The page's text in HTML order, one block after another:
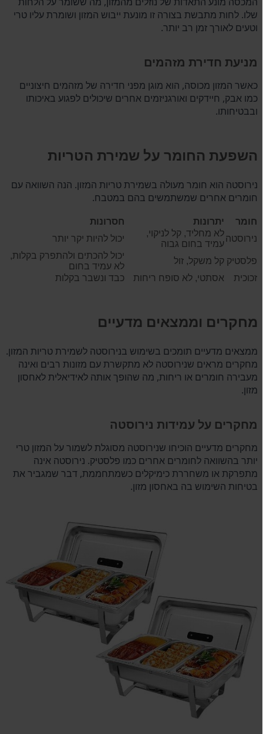
שלו. לחות מתבשת בצורה זו מונעת ייבוש המזון ושומרת עליו טרי
וטעים לאורך זמן רב יותר.
מניעת חדירת מזהמים
כאשר המזון מכוסה, הוא מוגן מפני חדירה של מזהמים חיצוניים
כמו אבק, חיידקים ואורגניזמים אחרים שיכולים לפגוע באיכותו
ובבטיחותו.
השפעת החומר על שמירת הטריות
נירוסטה הוא חומר מעולה בשמירת טריות המזון. הנה השוואה עם
חומרים אחרים שמשתמשים בהם במטבח.
חומר יתרונות
חסרונות
נירוסטה
לא מחליד, קל לניקוי,
עמיד בחום גבוה
יכול להיות יקר יותר
פלסטיק קל משקל, זול
יכול להכתים ולהתפרק בקלות,
לא עמיד בחום
זכוכית
אסתטי, לא סופח ריחות כבד ונשבר בקלות
מחקרים וממצאים מדעיים
ממצאים מדעיים תומכים בשימוש בנירוסטה לשמירת טריות המזון.
מחקרים מראים שנירוסטה לא מתקשרת עם מזונות רבים ואינה
מעבירה חומרים או ריחות, מה שהופך אותה לאידיאלית לאחסון
מזון.
מחקרים על עמידות נירוסטה
מחקרים מדעיים הוכיחו שנירוסטה מסוגלת לשמור על המזון טרי
יותר בהשוואה לחומרים אחרים כמו פלסטיק. נירוסטה אינה
מתפרקת או משחררת כימיקלים כשמתחממת, דבר שמגביר את
בטיחות השימוש בה באחסון מזון.